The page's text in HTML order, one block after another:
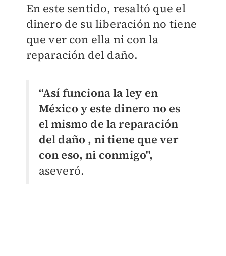
En este sentido, resaltó que el
dinero de su liberación no tiene
que ver con ella ni con la
reparación del daño.
“Así funciona la ley en
México y este dinero no es
el mismo de la reparación
del daño , ni tiene que ver
con eso, ni conmigo",
aseveró.